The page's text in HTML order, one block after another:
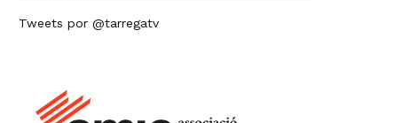
Tweets por @tarregatv